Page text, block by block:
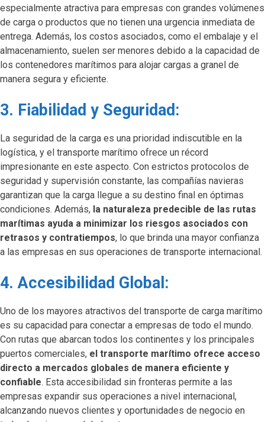
especialmente atractiva para empresas con grandes volúmenes
de carga o productos que no tienen una urgencia inmediata de
entrega. Además, los costos asociados, como el embalaje y el
almacenamiento, suelen ser menores debido a la capacidad de
los contenedores marítimos para alojar cargas a granel de
manera segura y eficiente.
3. Fiabilidad y Seguridad:
La seguridad de la carga es una prioridad indiscutible en la
logística, y el transporte marítimo ofrece un récord
impresionante en este aspecto. Con estrictos protocolos de
seguridad y supervisión constante, las compañías navieras
garantizan que la carga llegue a su destino final en óptimas
condiciones. Además, la naturaleza predecible de las rutas
marítimas ayuda a minimizar los riesgos asociados con
retrasos y contratiempos, lo que brinda una mayor confianza
a las empresas en sus operaciones de transporte internacional.
4. Accesibilidad Global:
Uno de los mayores atractivos del transporte de carga marítimo
es su capacidad para conectar a empresas de todo el mundo.
Con rutas que abarcan todos los continentes y los principales
puertos comerciales, el transporte marítimo ofrece acceso
directo a mercados globales de manera eficiente y
confiable. Esta accesibilidad sin fronteras permite a las
empresas expandir sus operaciones a nivel internacional,
alcanzando nuevos clientes y oportunidades de negocio en